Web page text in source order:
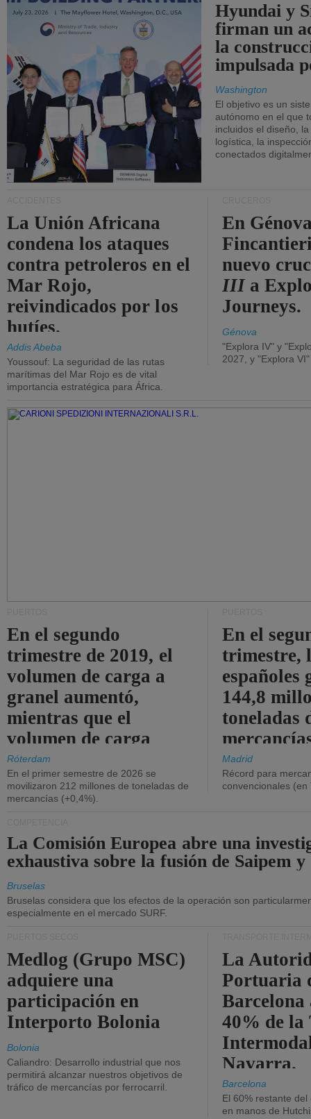
Hyundai y
firman un
la
impulsada
Washington
El objetivo es un
autónomo en el que
incluidos el diseño,
logística, la
conectados
La Unión Africana
condena los ataques
contra petroleros en el
Mar Rojo,
reivindicados por los
hutíes.
Addis Abeba
Youssouf: La seguridad de las rutas
marítimas del Mar Rojo es de vital
importancia estratégica para África.
En
nuevo
III a
Journeys.
Génova
"Explora IV" y
2027, y "Explora
En el segundo
trimestre de 2019, el
volumen de carga a
granel aumentó,
mientras que el
volumen de carga
general disminuyó.
Róterdam
En el primer semestre de 2026 se
movilizaron 212 millones de toneladas de
mercancías (+0,4%).
En el
trimestre,
españoles
144,8
toneladas
Madrid
Récord para
convencionales (en
La Comisión Europea abre una
exhaustiva sobre la fusión de Saipem y
Bruselas
Bruselas considera que los efectos de la operación son
especialmente en el mercado SURF.
Medlog (Grupo MSC)
adquiere una
participación en
Interporto Bolonia
Bolonia
Caliandro: Desarrollo industrial que nos
permitirá alcanzar nuestros objetivos de
tráfico de mercancías por ferrocarril.
La
Portuaria
40% de la
Navarra.
Barcelona
El 60% restante
en manos de